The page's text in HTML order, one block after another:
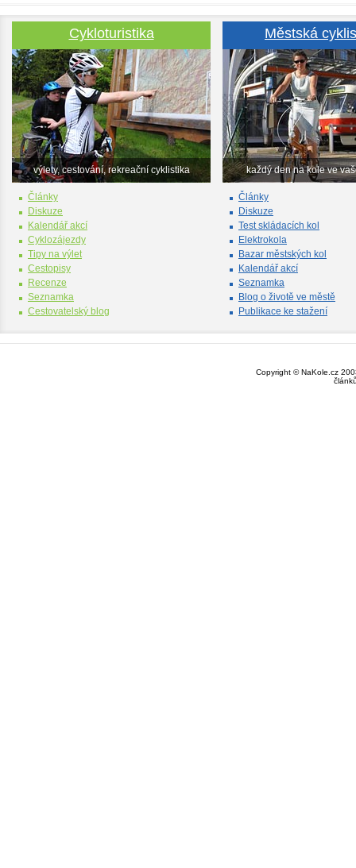
Cykloturistika
výlety, cestování, rekreační cyklistika
Články
Diskuze
Kalendář akcí
Cyklozájezdy
Tipy na výlet
Cestopisy
Recenze
Seznamka
Cestovatelský blog
Městská
každý den na kole ve
Články
Diskuze
Test skládacích kol
Elektrokola
Bazar městských kol
Kalendář akcí
Seznamka
Blog o životě ve městě
Publikace ke stažení
Copyright © NaKole.cz